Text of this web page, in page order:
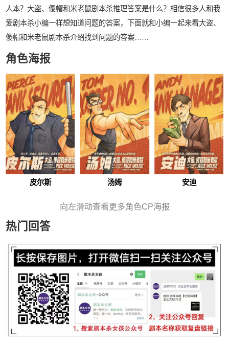
人本？大盗、傻帽和米老鼠剧本杀推理答案是什么？相信很多人和我
爱剧本杀小编一样想知道问题的答案，下面就和小编一起来看大盗、
傻帽和米老鼠剧本杀介绍找到问题的答案……
角色海报
皮尔斯 汤姆 安迪
向左滑动查看更多角色CP海报
热门回答